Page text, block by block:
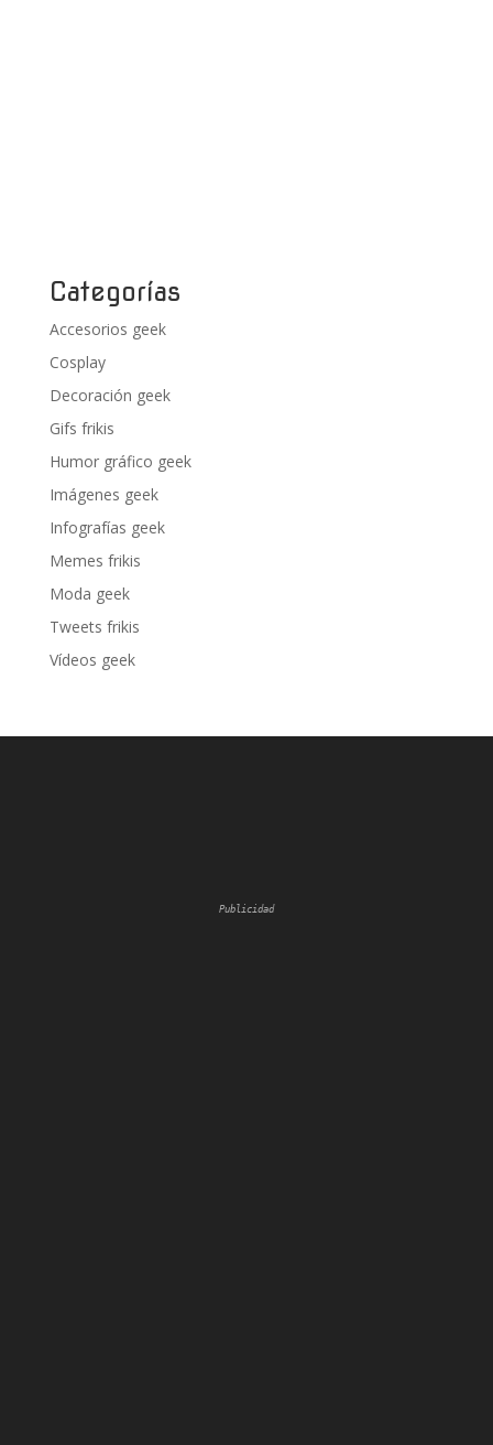
Categorías
Accesorios geek
Cosplay
Decoración geek
Gifs frikis
Humor gráfico geek
Imágenes geek
Infografías geek
Memes frikis
Moda geek
Tweets frikis
Vídeos geek
Publicidad